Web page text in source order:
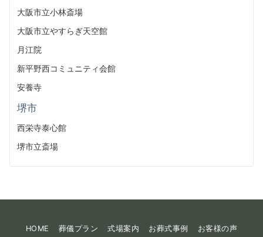
大阪市立小林斎場
大阪市立やすらぎ天空館
月江院
新平野西コミュニティ会館
安養寺
堺市
西栄寺泰心館
堺市立斎場
HOME 葬儀プラン 式場案内 お葬式事例 お客様の声